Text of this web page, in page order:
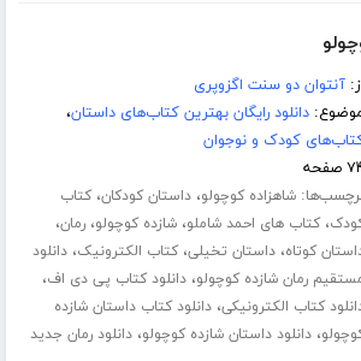
آنتوان دو سنت اگزوپری
دانلود رایگان بهترین کتاب‌های داستان،
کودک و نوجوان
صفحه
شاهزاده کوچولو،داستان کودکان،کتاب
،کتاب های احمد شاملو،شازده کوچولو،رمان،
کوتاه،داستان تخیلی،کتاب الکترونیک،دانلود
رمان شازده کوچولو،دانلود کتاب پی دی اف،
کتاب الکترونیکی،دانلود کتاب داستان شازده
،دانلود داستان شازده کوچولو،دانلود رمان جدید